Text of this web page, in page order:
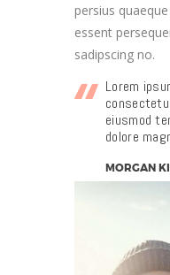
persius
essent
sadipscing no.
Lorem
eiusmod
dolore
MORGAN